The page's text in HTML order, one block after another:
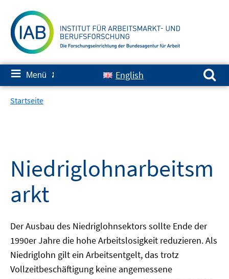
zum
Inhalt
≡ Menü ✘ English
Suchen nach:
Startseite
Niedriglohnarbeitsm
arkt
Der Ausbau des Niedriglohnsektors sollte Ende der
1990er Jahre die hohe Arbeitslosigkeit reduzieren. Als
Niedriglohn gilt ein Arbeitsentgelt, das trotz
Vollzeitbeschäftigung keine angemessene